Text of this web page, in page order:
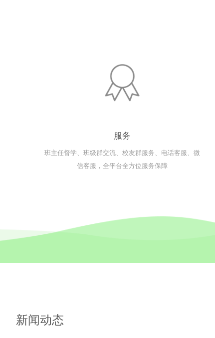
服务
班主任督学、班级群交流、校友群服务、电话客服、微
信客服，全平台全方位服务保障
新闻动态